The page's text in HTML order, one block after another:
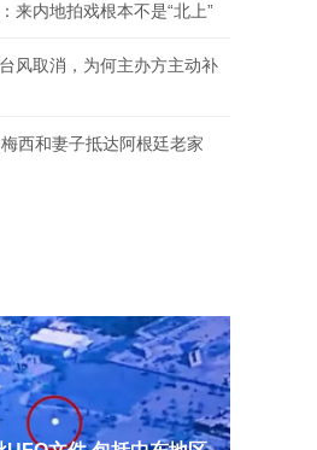
来内地拍戏根本不是“北上”
风取消，为何主办方主动补
西和妻子抵达阿根廷老家